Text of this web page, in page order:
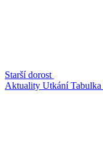
Starší dorost
Aktuality UtkáníTabulka